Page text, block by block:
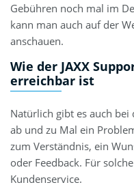
Gebühren noch mal im
kann man auch auf der
anschauen.
Wie der JAXX
erreichbar ist
Natürlich gibt es auch
ab und zu Mal ein
zum Verständnis, ein
oder Feedback. Für
Kundenservice.